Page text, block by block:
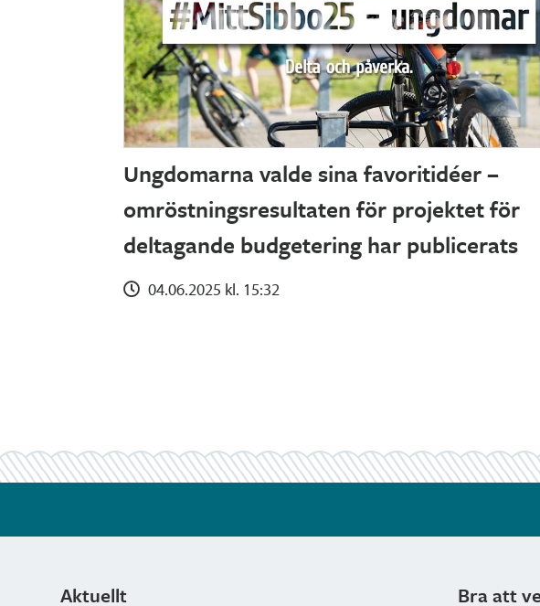
Ungdomarna valde sina favoritidéer –
omröstningsresultaten för projektet för
deltagande budgetering har publicerats
04.06.2025 kl. 15:32
Aktuellt Bra att